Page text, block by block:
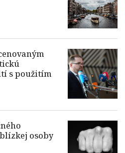
s použitím
osoby